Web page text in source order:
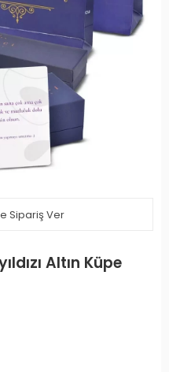
Sipariş Ver
Altın Küpe